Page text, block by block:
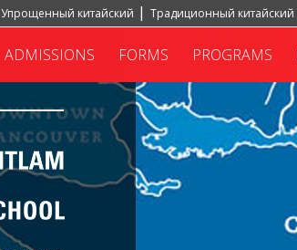
Упрощенный китайский Традиционный китайский
ADMISSIONS FORMS PROGRAMS